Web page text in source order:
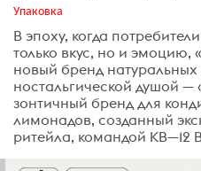
Упаковка
В эпоху, когда
только вкус, но и эмоцию,
новый бренд натуральных
ностальгической душой —
зонтичный бренд для
лимонадов, созданный
ритейла, командой KB—12